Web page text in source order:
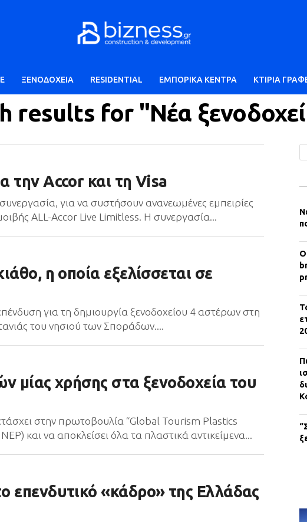
ΞΕΝΟΔΟΧΕΙΑ RESIDENTIAL ΕΜΠΟΡΙΚΑ ΚΕΝΤΡΑ ΚΤΙΡΙΑ
results for "Νέα
την Accor και τη Visa
για να συστήσουν ανανεωμένες εμπειρίες
ALL-Accor Live Limitless. Η συνεργασία...
η οποία εξελίσσεται σε
για τη δημιουργία ξενοδοχείου 4 αστέρων στη
του νησιού των Σποράδων....
μίας χρήσης στα ξενοδοχεία του
στην πρωτοβουλία “Global Tourism Plastics
και να αποκλείσει όλα τα πλαστικά αντικείμενα...
επενδυτικό «κάδρο» της Ελλάδας
Ο